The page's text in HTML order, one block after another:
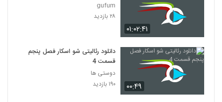
۰۱:۰۲:۴۱
gufum
۲۸ بازدید
۰۰:۴۹
دانلود رئالیتی شو اسکار فصل پنجم
قسمت 4
دوستی ها
۱۹۰ بازدید